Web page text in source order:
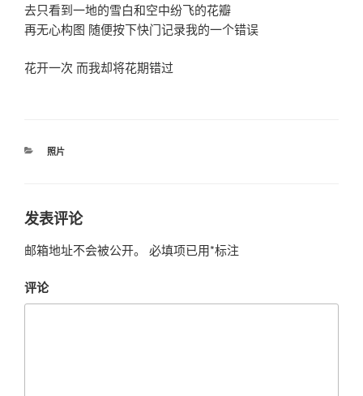
去只看到一地的雪白和空中纷飞的花瓣
再无心构图 随便按下快门记录我的一个错误
花开一次 而我却将花期错过
分
照片
发表评论
邮箱地址不会被公开。 必填项已用*标注
评论